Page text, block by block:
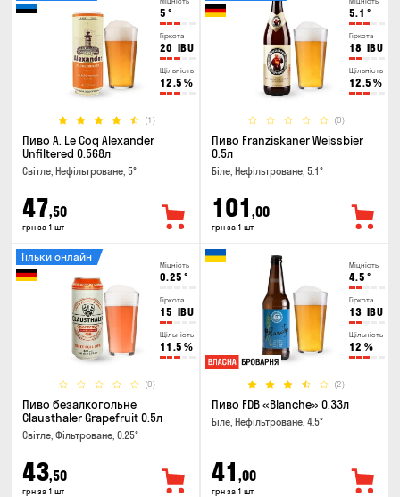
5 °
Гіркота
20 IBU
Щільність
12.5 %
(1)
Пиво A. Le Coq Alexander
Unfiltered 0.568л
Світле, Нефільтроване, 5°
47,50
грн за 1 шт
5.1 °
Гіркота
18 IBU
Щільність
12.5 %
(0)
Пиво Franziskaner Weissbier
0.5л
Біле, Нефільтроване, 5.1°
101 ,00
грн за 1 шт
Міцність
0.25 °
Гіркота
15 IBU
Щільність
11.5 %
(0)
Тільки онлайн
Пиво безалкогольне
Clausthaler Grapefruit 0.5л
Світле, Фільтроване, 0.25°
43,50
грн за 1 шт
Міцність
4.5 °
Гіркота
13 IBU
Щільність
12 %
(2)
Пиво FDB «Blanche» 0.33л
Біле, Нефільтроване, 4.5°
41 ,00
грн за 1 шт